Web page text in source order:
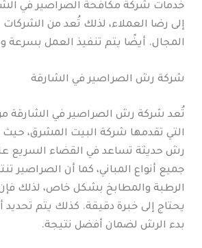
خدمات شركة مكافحة الصراصير في
إلى رضا العملاء، لذلك تُعد من الشركات
المجال. أيضًا يتم تنفيذ العمل بسرعة
شركة رش الصراصير في الشارقة
تُعد شركة رش الصراصير في الشارقة
التي تقدمها شركة البيت المشرق،
رش حديثة تساعد في القضاء السريع
جميع أنواع المباني، كما أن الصراصير
الرطبة والمطابخ بشكل خاص، لذلك
يحتاج إلى خبرة دقيقة. كذلك يتم تحديد
بدء الرش لضمان أفضل نتيجة.